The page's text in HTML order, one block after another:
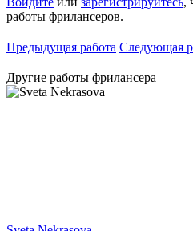
работы фрилансеров.
Предыдущая работа Следующая
Другие работы фрилансера